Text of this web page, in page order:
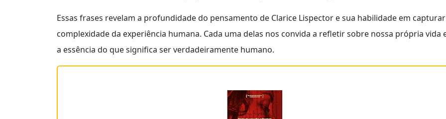
Essas frases revelam a profundidade do pensamento de Clarice Lispector e sua habilidade em
complexidade da experiência humana. Cada uma delas nos convida a refletir sobre nossa própria vida
a essência do que significa ser verdadeiramente humano.